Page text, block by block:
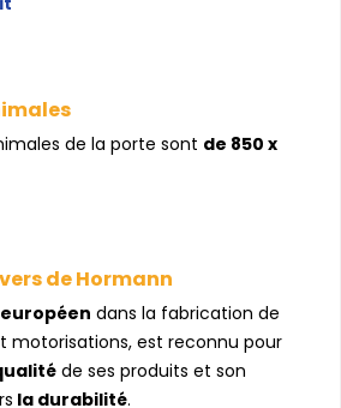
de la porte sont de 850 x
de Hormann
dans la fabrication de
motorisations, est reconnu pour
de ses produits et son
la durabilité.